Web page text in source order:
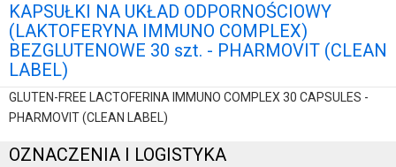
KAPSUŁKI NA UKŁAD ODPORNOŚCIOWY
(LAKTOFERYNA IMMUNO COMPLEX)
BEZGLUTENOWE 30 szt. - PHARMOVIT (CLEAN
LABEL)
GLUTEN-FREE LACTOFERINA IMMUNO COMPLEX 30 CAPSULES -
PHARMOVIT (CLEAN LABEL)
OZNACZENIA I LOGISTYKA